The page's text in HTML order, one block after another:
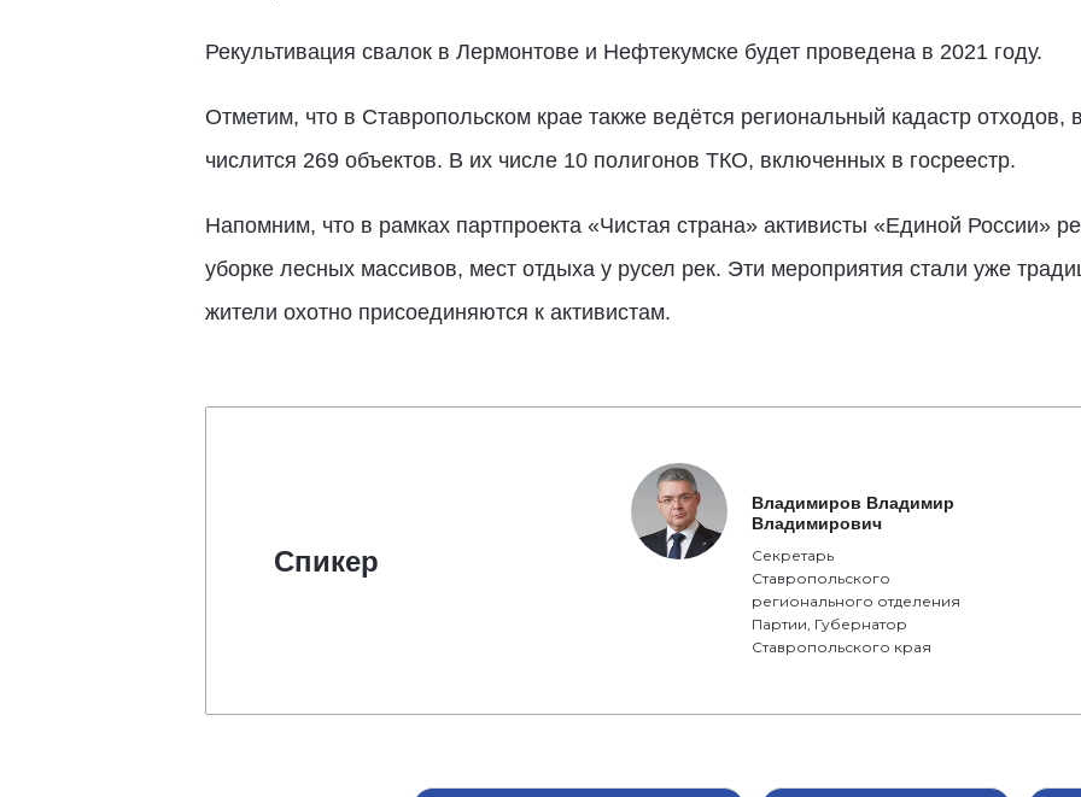
Рекультивация свалок в Лермонтове и Нефтекумске будет проведена в 2021 году.
Отметим, что в Ставропольском крае также ведётся региональный кадастр отходов,
числится 269 объектов. В их числе 10 полигонов ТКО, включенных в госреестр.
Напомним, что в рамках партпроекта «Чистая страна» активисты «Единой России»
уборке лесных массивов, мест отдыха у русел рек. Эти мероприятия стали уже
жители охотно присоединяются к активистам.
Спикер
Владимиров Владимир
Владимирович
Секретарь
Ставропольского
регионального отделения
Партии, Губернатор
Ставропольского края